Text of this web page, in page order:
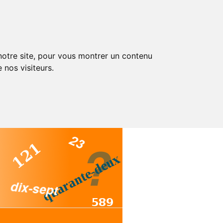
site, pour vous montrer un contenu
nos visiteurs.